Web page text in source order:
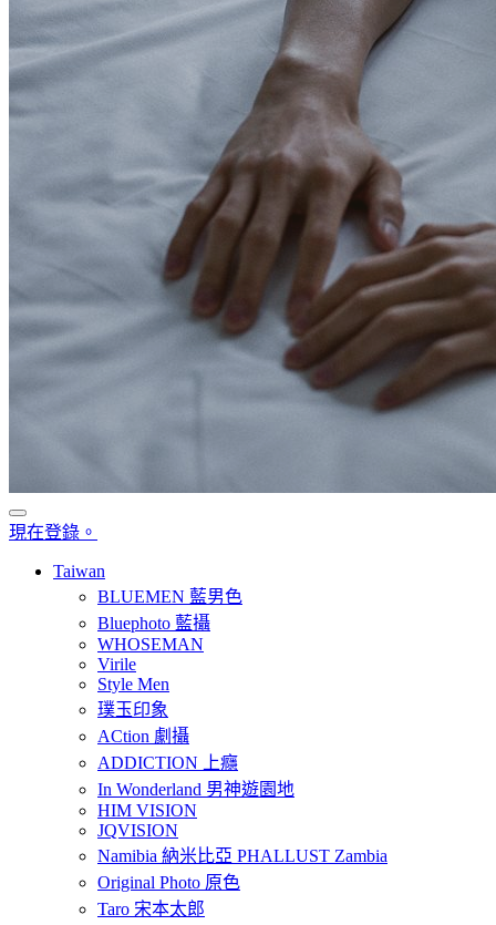
現在登錄。
Taiwan
BLUEMEN 藍男色
Bluephoto 藍攝
WHOSEMAN
Virile
Style Men
璞玉印象
ACtion 劇攝
ADDICTION 上癮
In Wonderland 男神遊園地
HIM VISION
JQVISION
Namibia 納米比亞 PHALLUST Zambia
Original Photo 原色
Taro 宋本太郎